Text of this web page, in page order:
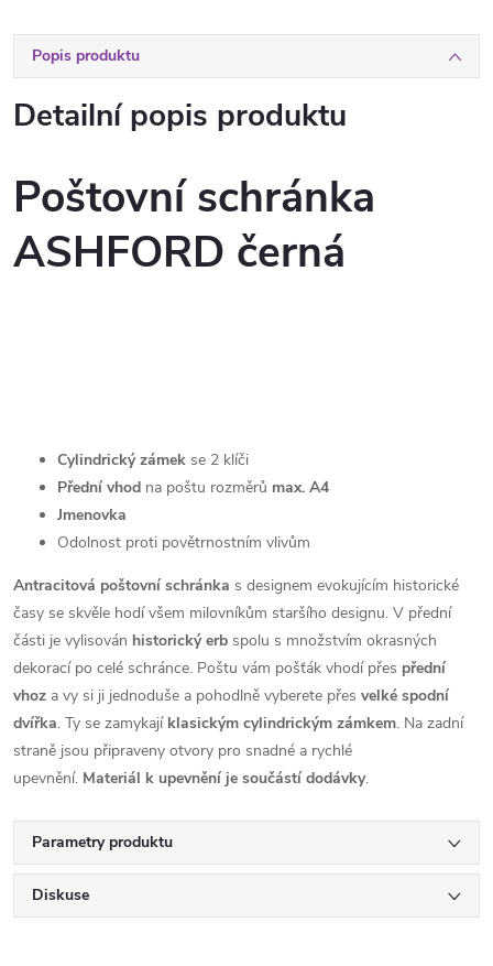
Popis produktu
Detailní popis produktu
Poštovní schránka
ASHFORD černá
Cylindrický zámek se 2 klíči
Přední vhod na poštu rozměrů max. A4
Jmenovka
Odolnost proti povětrnostním vlivům
Antracitová poštovní schránka s designem evokujícím historické
časy se skvěle hodí všem milovníkům staršího designu. V přední
části je vylisován historický erb spolu s množstvím okrasných
dekorací po celé schránce. Poštu vám pošťák vhodí přes přední
vhoz a vy si ji jednoduše a pohodlně vyberete přes velké spodní
dvířka. Ty se zamykají klasickým cylindrickým zámkem. Na zadní
straně jsou připraveny otvory pro snadné a rychlé
upevnění. Materiál k upevnění je součástí dodávky.
Parametry produktu
Diskuse